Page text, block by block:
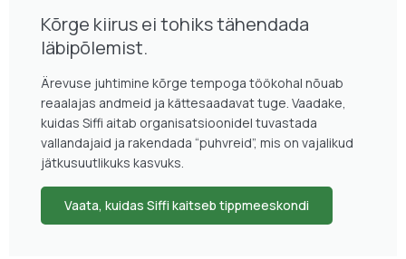
Kõrge kiirus ei tohiks tähendada
läbipõlemist.
Ärevuse juhtimine kõrge tempoga töökohal nõuab
reaalajas andmeid ja kättesaadavat tuge. Vaadake,
kuidas Siffi aitab organisatsioonidel tuvastada
vallandajaid ja rakendada “puhvreid”, mis on vajalikud
jätkusuutlikuks kasvuks.
Vaata, kuidas Siffi kaitseb tippmeeskondi